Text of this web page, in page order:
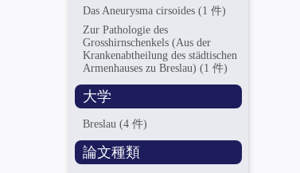
Das Aneurysma cirsoides(1 件)
Zur Pathologie des
Grosshirnschenkels (Aus der
Krankenabtheilung des städtischen
Armenhauses zu Breslau)(1 件)
大学
Breslau(4 件)
論文種類